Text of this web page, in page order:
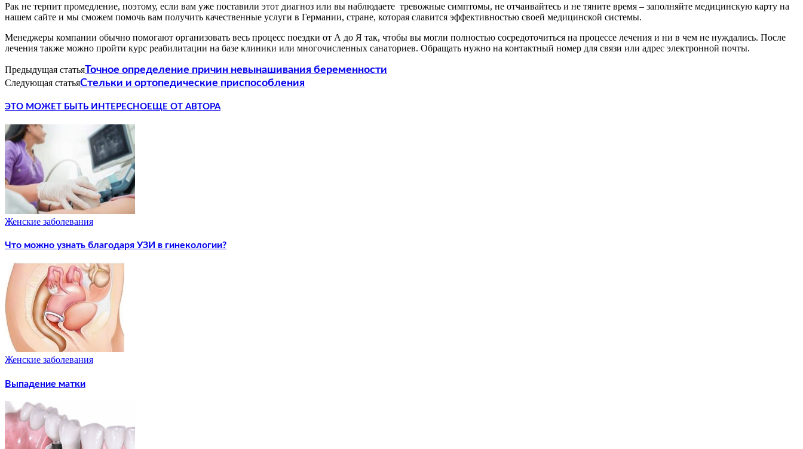
Рак не терпит промедление, поэтому, если вам уже поставили этот диагноз или вы наблюдаете тревожные симптомы, не отчаивайтесь и не тяните время – заполняйте медицинскую карту на
нашем сайте и мы сможем помочь вам получить качественные услуги в Германии, стране, которая славится эффективностью своей медицинской системы.
Менеджеры компании обычно помогают организовать весь процесс поездки от А до Я так, чтобы вы могли полностью сосредоточиться на процессе лечения и ни в чем не нуждались. После
лечения также можно пройти курс реабилитации на базе клиники или многочисленных санаториев. Обращать нужно на контактный номер для связи или адрес электронной почты.
Предыдущая статьяТочное определение причин невынашивания беременности
Следующая статьяСтельки и ортопедические приспособления
ЭТО МОЖЕТ БЫТЬ ИНТЕРЕСНО ЕЩЕ ОТ АВТОРА
Женские заболевания
Что можно узнать благодаря УЗИ в гинекологии?
Женские заболевания
Выпадение матки